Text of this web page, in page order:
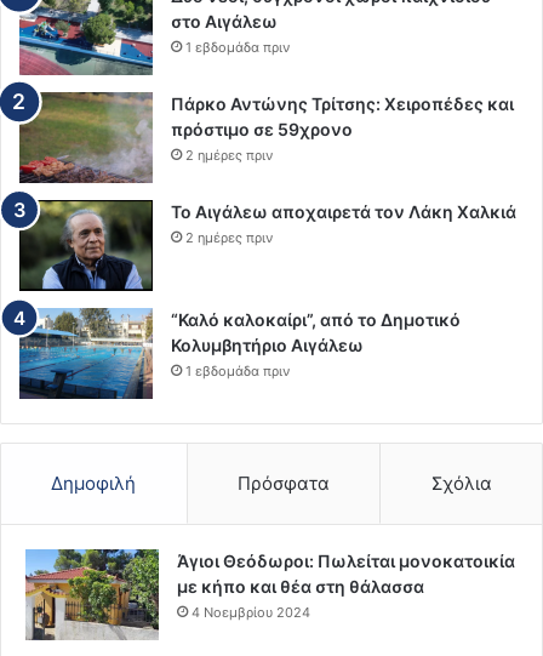
στο Αιγάλεω
1 εβδομάδα πριν
Πάρκο Αντώνης Τρίτσης: Χειροπέδες και
πρόστιμο σε 59χρονο
2 ημέρες πριν
Το Αιγάλεω αποχαιρετά τον Λάκη Χαλκιά
2 ημέρες πριν
“Καλό καλοκαίρι”, από το Δημοτικό
Κολυμβητήριο Αιγάλεω
1 εβδομάδα πριν
Δημοφιλή Πρόσφατα Σχόλια
Άγιοι Θεόδωροι: Πωλείται μονοκατοικία
με κήπο και θέα στη θάλασσα
4 Νοεμβρίου 2024